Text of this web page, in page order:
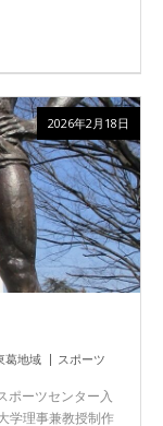
葛地域 スポーツ
ーツセンター入
学理事兼教授制作
2026年2月18日